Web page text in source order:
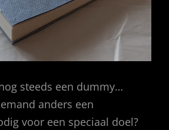
steeds een dummy…
anders een
voor een speciaal doel?